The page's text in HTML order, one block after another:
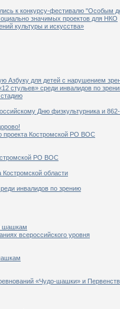
к конкурсу-фестивалю "Особым
значимых проектов для НКО
культуры и искусства»
Азбуку для детей с нарушением
стульев» среди инвалидов по
Дню физкультурника и
проекта Костромской РО ВОС
РО ВОС
Костромской области
инвалидов по зрению
шашкам
всероссийского уровня
«Чудо-шашки» и